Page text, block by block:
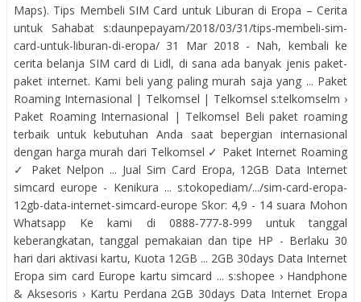
Maps). Tips Membeli SIM Card untuk Liburan di Eropa – Cerita
untuk Sahabat s:daunpepayam/2018/03/31/tips-membeli-sim-
card-untuk-liburan-di-eropa/ 31 Mar 2018 - Nah, kembali ke
cerita belanja SIM card di Lidl, di sana ada banyak jenis paket-
paket internet. Kami beli yang paling murah saja yang ... Paket
Roaming Internasional | Telkomsel | Telkomsel s:telkomselm ›
Paket Roaming Internasional | Telkomsel Beli paket roaming
terbaik untuk kebutuhan Anda saat bepergian internasional
dengan harga murah dari Telkomsel ✓ Paket Internet Roaming
✓ Paket Nelpon ... Jual Sim Card Eropa, 12GB Data Internet
simcard europe - Kenikura ... s:tokopediam/.../sim-card-eropa-
12gb-data-internet-simcard-europe Skor: 4,9 - ‎14 suara Mohon
Whatsapp Ke kami di 0888-777-8-999 untuk tanggal
keberangkatan, tanggal pemakaian dan tipe HP - Berlaku 30
hari dari aktivasi kartu, Kuota 12GB ... 2GB 30days Data Internet
Eropa sim card Europe kartu simcard ... s:shopee › Handphone
& Aksesoris › Kartu Perdana 2GB 30days Data Internet Eropa